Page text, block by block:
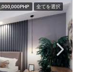
全てを選択